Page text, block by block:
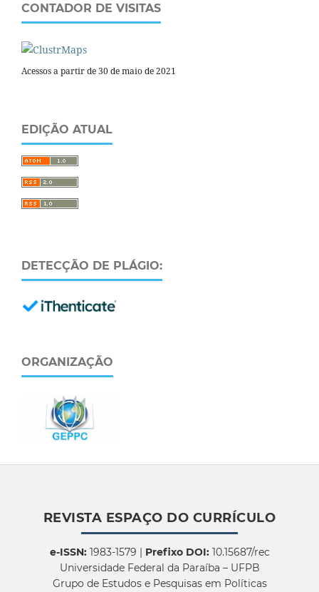
CONTADOR DE VISITAS
Acessos a partir de 30 de maio de 2021
EDIÇÃO ATUAL
DETECÇÃO DE PLÁGIO:
ORGANIZAÇÃO
REVISTA ESPAÇO DO CURRÍCULO
e-ISSN:1983-1579 | Prefixo DOI:10.15687/rec
Universidade Federal da Paraíba – UFPB
Grupo de Estudos e Pesquisas em Políticas